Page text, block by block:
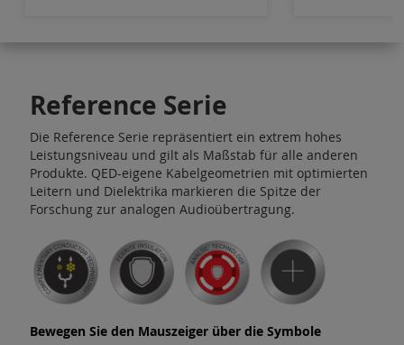
Reference Serie
Die Reference Serie repräsentiert ein extrem hohes
Leistungsniveau und gilt als Maßstab für alle anderen
Produkte. QED-eigene Kabelgeometrien mit optimierten
Leitern und Dielektrika markieren die Spitze der
Forschung zur analogen Audioübertragung.
Bewegen Sie den Mauszeiger über die Symbole